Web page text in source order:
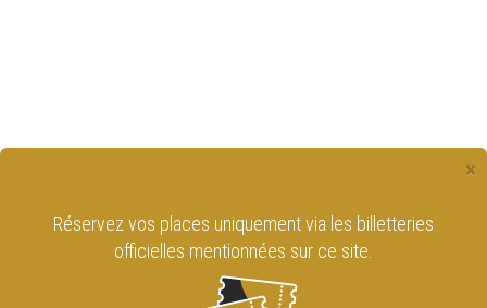
×
Réservez vos places uniquement via les billetteries
officielles mentionnées sur ce site.